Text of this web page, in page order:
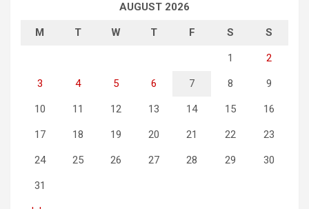
AUGUST 2026
M T W T F S S
1 2
3 4 5 6 7 8 9
10 11 12 13 14 15 16
17 18 19 20 21 22 23
24 25 26 27 28 29 30
31